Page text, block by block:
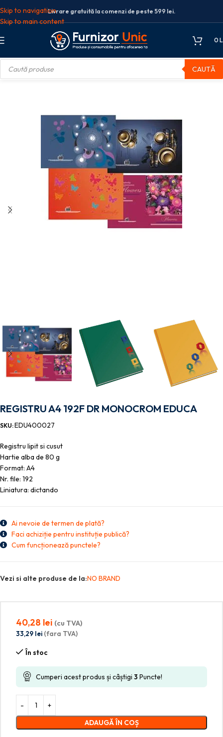
Skip to navigation
Skip to main content
Livrare gratuită la comenzi de peste 599 lei.
0
CAUTĂ
si arhivare
REGISTRU A4 192F DR MONOCROM EDUCA
SKU:EDU400027
Registru lipit si cusut
Hartie alba de 80 g
Format: A4
Nr. file: 192
Liniatura: dictando
Ai nevoie de termen de plată?
Faci achiziție pentru instituție publică?
Cum funcționează punctele?
Vezi si alte produse de la:NO BRAND
40,28 lei (cu TVA)
33,29 lei (fara TVA)
În stoc
Cumperi acest produs și câștigi 3 Puncte!
ADAUGĂ ÎN COȘ